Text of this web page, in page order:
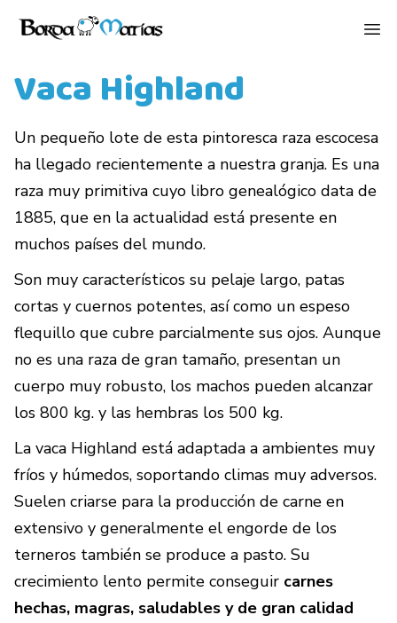
Vaca Highland
Un pequeño lote de esta pintoresca raza escocesa
ha llegado recientemente a nuestra granja. Es una
raza muy primitiva cuyo libro genealógico data de
1885, que en la actualidad está presente en
muchos países del mundo.
Son muy característicos su pelaje largo, patas
cortas y cuernos potentes, así como un espeso
flequillo que cubre parcialmente sus ojos. Aunque
no es una raza de gran tamaño, presentan un
cuerpo muy robusto, los machos pueden alcanzar
los 800 kg. y las hembras los 500 kg.
La vaca Highland está adaptada a ambientes muy
fríos y húmedos, soportando climas muy adversos.
Suelen criarse para la producción de carne en
extensivo y generalmente el engorde de los
terneros también se produce a pasto. Su
crecimiento lento permite conseguir carnes
hechas, magras, saludables y de gran calidad